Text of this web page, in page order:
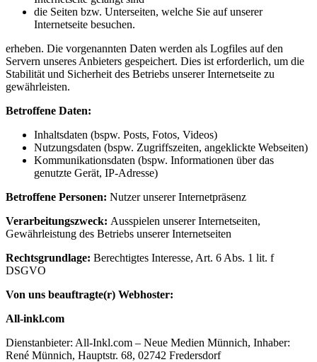
die Seiten bzw. Unterseiten, welche Sie auf unserer
Internetseite besuchen.
erheben. Die vorgenannten Daten werden als Logfiles auf den
Servern unseres Anbieters gespeichert. Dies ist erforderlich, um die
Stabilität und Sicherheit des Betriebs unserer Internetseite zu
gewährleisten.
Betroffene Daten:
Inhaltsdaten (bspw. Posts, Fotos, Videos)
Nutzungsdaten (bspw. Zugriffszeiten, angeklickte Webseiten)
Kommunikationsdaten (bspw. Informationen über das
genutzte Gerät, IP-Adresse)
Betroffene Personen: Nutzer unserer Internetpräsenz
Verarbeitungszweck: Ausspielen unserer Internetseiten,
Gewährleistung des Betriebs unserer Internetseiten
Rechtsgrundlage: Berechtigtes Interesse, Art. 6 Abs. 1 lit. f
DSGVO
Von uns beauftragte(r) Webhoster:
All-inkl.com
Dienstanbieter: All-Inkl.com – Neue Medien Münnich, Inhaber:
René Münnich, Hauptstr. 68, 02742 Fredersdorf